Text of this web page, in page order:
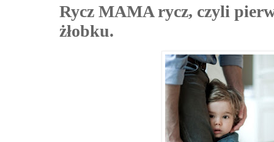
Rycz MAMA rycz, czyli
żłobku.